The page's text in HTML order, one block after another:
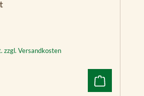
zzgl. Versandkosten